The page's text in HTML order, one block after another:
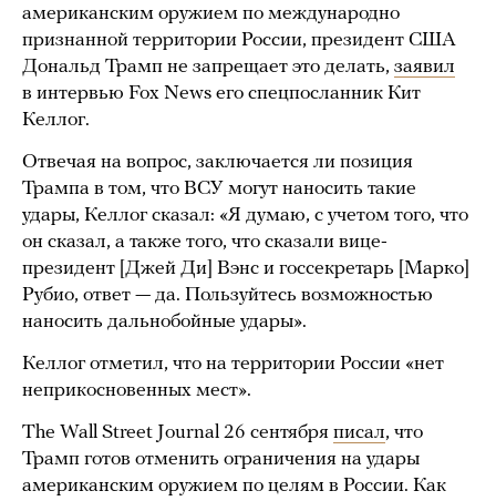
американским оружием по международно
признанной территории России, президент США
Дональд Трамп не запрещает это делать, заявил
в интервью Fox News его спецпосланник Кит
Келлог.
Отвечая на вопрос, заключается ли позиция
Трампа в том, что ВСУ могут наносить такие
удары, Келлог сказал: «Я думаю, с учетом того, что
он сказал, а также того, что сказали вице-
президент [Джей Ди] Вэнс и госсекретарь [Марко]
Рубио, ответ — да. Пользуйтесь возможностью
наносить дальнобойные удары».
Келлог отметил, что на территории России «нет
неприкосновенных мест».
The Wall Street Journal 26 сентября писал, что
Трамп готов отменить ограничения на удары
американским оружием по целям в России. Как